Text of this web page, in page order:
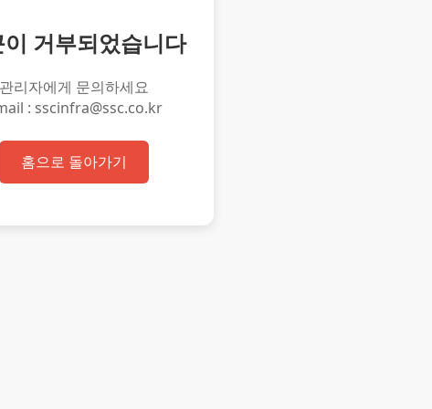
거부되었습니다
관리자에게 문의하세요
: sscinfra@ssc.co.kr
홈으로 돌아가기